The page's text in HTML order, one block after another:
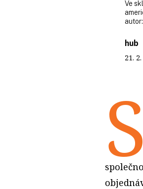
Ve
autor:
hub
21.
S